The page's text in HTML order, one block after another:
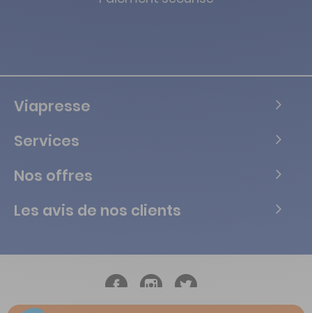
Viapresse
Services
Nos offres
Les avis de nos clients